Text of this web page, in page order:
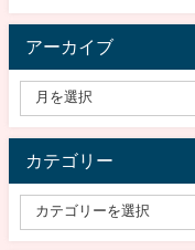
アーカイブ
カテゴリー